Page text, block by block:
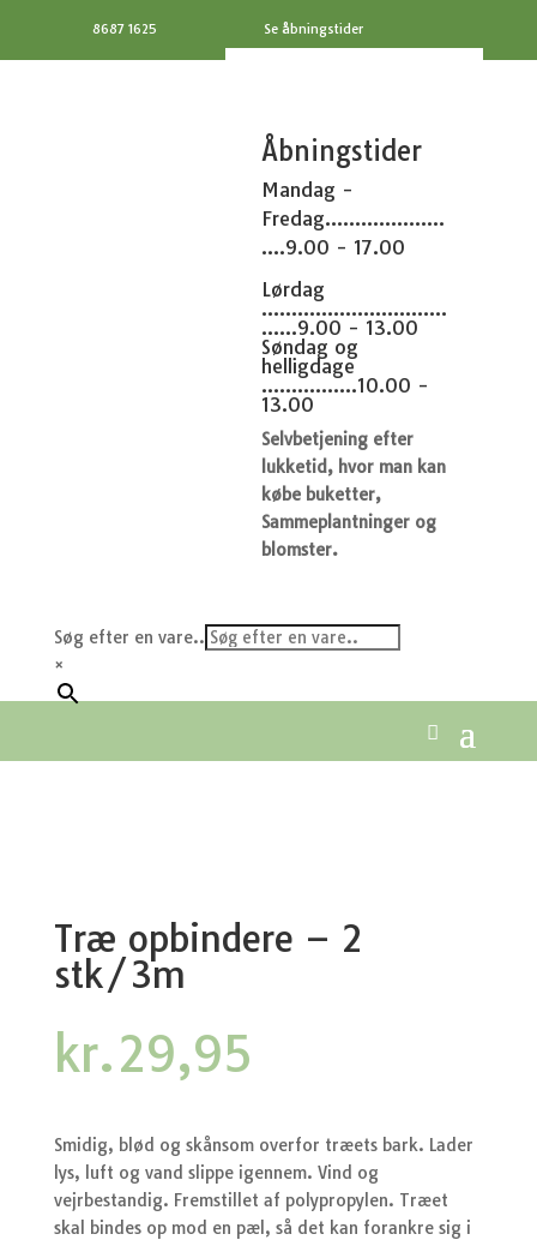
8687 1625 Se åbningstider
Åbningstider
Mandag -
Fredag....................
....9.00 - 17.00
Lørdag
...............................
......9.00 - 13.00
Søndag og
helligdage
................10.00 -
13.00
Selvbetjening efter
lukketid, hvor man kan
købe buketter,
Sammeplantninger og
blomster.
Søg efter en vare..
×
Træ opbindere – 2
stk/3m
kr.29,95
Smidig, blød og skånsom overfor træets bark. Lader
lys, luft og vand slippe igennem. Vind og
vejrbestandig. Fremstillet af polypropylen. Træet
skal bindes op mod en pæl, så det kan forankre sig i